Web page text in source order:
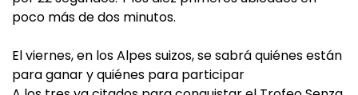
poco más de dos minutos.
El viernes, en los Alpes suizos, se sabrá quiénes están
para ganar y quiénes para participar